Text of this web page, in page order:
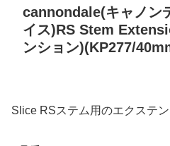
cannondale(キャノン
イス)RS Stem
ンション)(KP277/
Slice RSステム用のエクステン